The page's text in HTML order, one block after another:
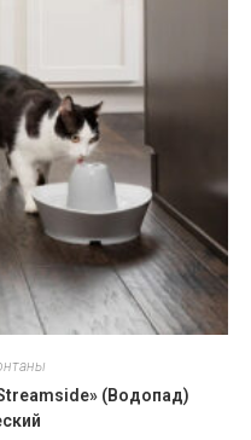
(Водопад)